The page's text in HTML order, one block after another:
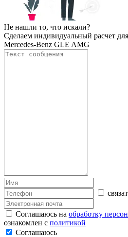
Не нашли то, что искали?
Сделаем индивидуальный расчет
Mercedes-Benz GLE AMG
Соглашаюсь на обработку
ознакомлен с политикой
Соглашаюсь